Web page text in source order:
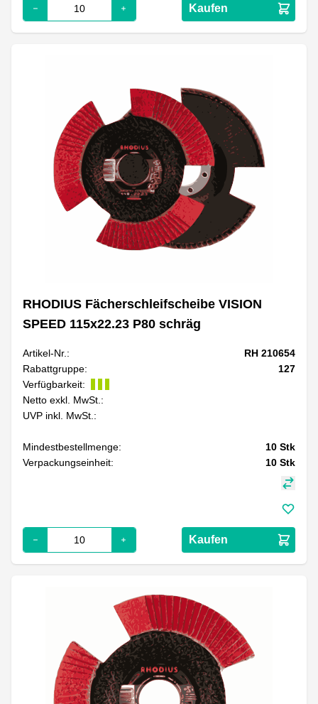
Kaufen
RHODIUS Fächerschleifscheibe VISION
SPEED 115x22.23 P80 schräg
Artikel-Nr.:
RH 210654
Rabattgruppe:
127
Verfügbarkeit:
Netto exkl. MwSt.:
UVP inkl. MwSt.:
Mindestbestellmenge: 10 Stk
Verpackungseinheit:
10 Stk
Kaufen